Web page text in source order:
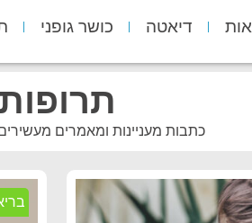
דיאטה כושר גופני
תרופות
כתבות מעניינות ומאמרים